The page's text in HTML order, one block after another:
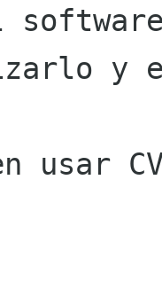
y
usar